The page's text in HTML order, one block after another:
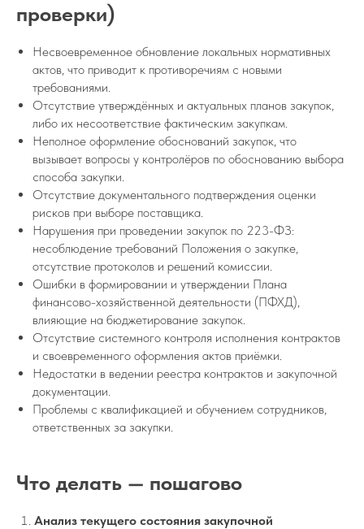
проверки)
Несвоевременное обновление локальных нормативных
актов, что приводит к противоречиям с новыми
требованиями.
Отсутствие утверждённых и актуальных планов закупок,
либо их несоответствие фактическим закупкам.
Неполное оформление обоснований закупок, что
вызывает вопросы у контролёров по обоснованию выбора
способа закупки.
Отсутствие документального подтверждения оценки
рисков при выборе поставщика.
Нарушения при проведении закупок по 223-ФЗ:
несоблюдение требований Положения о закупке,
отсутствие протоколов и решений комиссии.
Ошибки в формировании и утверждении Плана
финансово-хозяйственной деятельности (ПФХД),
влияющие на бюджетирование закупок.
Отсутствие системного контроля исполнения контрактов
и своевременного оформления актов приёмки.
Недостатки в ведении реестра контрактов и закупочной
документации.
Проблемы с квалификацией и обучением сотрудников,
ответственных за закупки.
Что делать — пошагово
Анализ текущего состояния закупочной